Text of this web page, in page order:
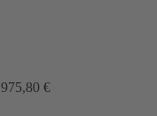
975,80 €